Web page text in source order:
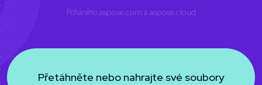
Poháněnoaspose.com a aspose.cloud
Přetáhněte nebo nahrajte své soubory